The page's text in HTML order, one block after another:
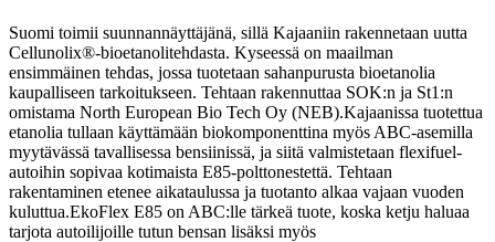
Suomi toimii suunnannäyttäjänä, sillä Kajaaniin rakennetaan uutta
Cellunolix®-bioetanolitehdasta. Kyseessä on maailman
ensimmäinen tehdas, jossa tuotetaan sahanpurusta bioetanolia
kaupalliseen tarkoitukseen. Tehtaan rakennuttaa SOK:n ja St1:n
omistama North European Bio Tech Oy (NEB).Kajaanissa tuotettua
etanolia tullaan käyttämään biokomponenttina myös ABC-asemilla
myytävässä tavallisessa bensiinissä, ja siitä valmistetaan flexifuel-
autoihin sopivaa kotimaista E85-polttonestettä. Tehtaan
rakentaminen etenee aikataulussa ja tuotanto alkaa vajaan vuoden
kuluttua.EkoFlex E85 on ABC:lle tärkeä tuote, koska ketju haluaa
tarjota autoilijoille tutun bensan lisäksi myös